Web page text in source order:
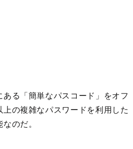
る「簡単なパスコード」をオフ
の複雑なパスワードを利用した
のだ。